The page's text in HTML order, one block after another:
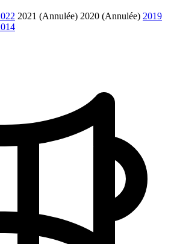
2021 (Annulée) 2020 (Annulée) 2019